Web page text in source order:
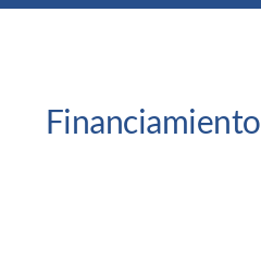
Financiamiento